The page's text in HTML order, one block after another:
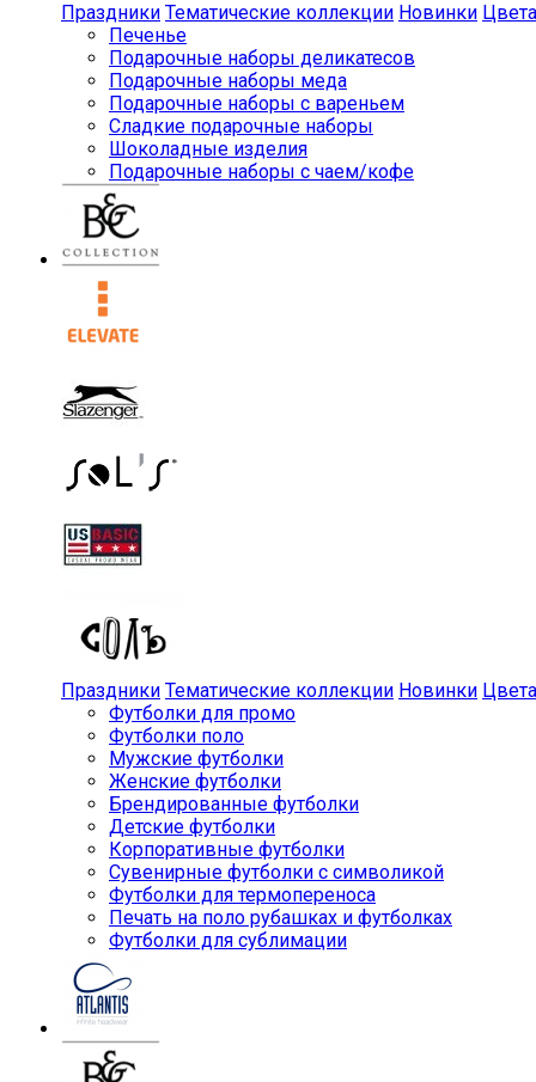
Праздники Тематические коллекции Новинки Цвета
Печенье
Подарочные наборы деликатесов
Подарочные наборы меда
Подарочные наборы с вареньем
Сладкие подарочные наборы
Шоколадные изделия
Подарочные наборы с чаем/кофе
Праздники Тематические коллекции Новинки Цвета
Футболки для промо
Футболки поло
Мужские футболки
Женские футболки
Брендированные футболки
Детские футболки
Корпоративные футболки
Сувенирные футболки с символикой
Футболки для термопереноса
Печать на поло рубашках и футболках
Футболки для сублимации